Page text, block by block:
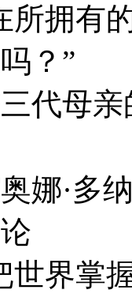
所拥有
？”
代母
娜·多
世界掌